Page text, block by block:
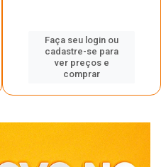
Faça seu login ou
cadastre-se para
ver preços e
comprar